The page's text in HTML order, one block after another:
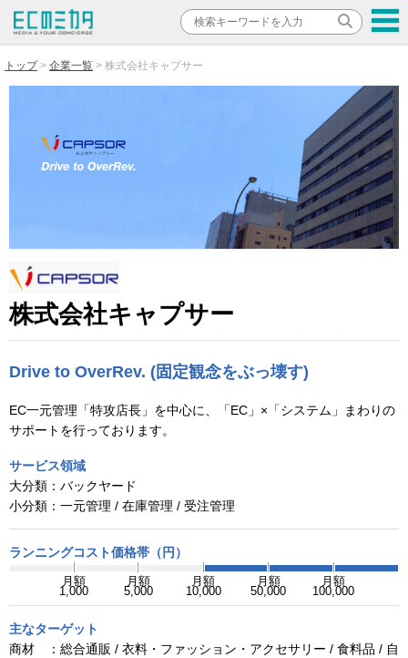
トップ 企業一覧 株式会社キャプサー
株式会社キャプサー
Drive to OverRev. (固定観念をぶっ壊す)
EC一元管理「特攻店長」を中心に、「EC」×「システム」まわりの
サポートを行っております。
サービス領域
大分類： バックヤード
小分類： 一元管理 / 在庫管理 / 受注管理
ランニングコスト価格帯（円）
月額 月額 月額 月額 月額
1,000 5,000 10,000 50,000 100,000
主なターゲット
商材 ： 総合通販 / 衣料・ファッション・アクセサリー / 食料品 / 自